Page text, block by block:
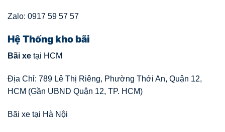
Zalo: 0917 59 57 57
Hệ Thống kho bãi
Bãi xe tại HCM
Địa Chỉ: 789 Lê Thị Riêng, Phường Thới An, Quận 12,
HCM (Gần UBND Quận 12, TP. HCM)
Bãi xe tại Hà Nội